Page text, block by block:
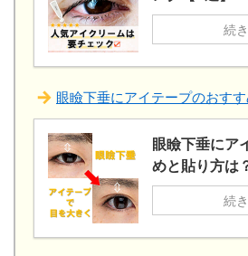
続
眼瞼下垂にアイテープのおす
眼瞼下垂にア
めと貼り方は
続